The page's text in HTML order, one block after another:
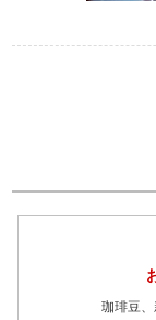
珈琲豆